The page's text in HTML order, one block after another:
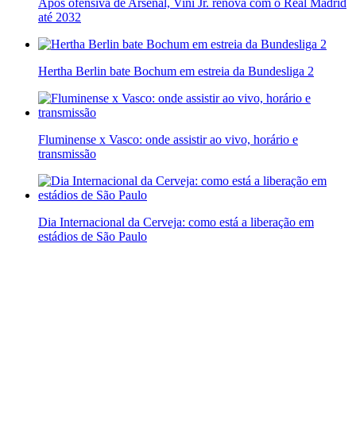
até 2032
Hertha Berlin bate Bochum em estreia da Bundesliga 2
Fluminense x Vasco: onde assistir ao vivo, horário e
transmissão
Dia Internacional da Cerveja: como está a liberação em
estádios de São Paulo